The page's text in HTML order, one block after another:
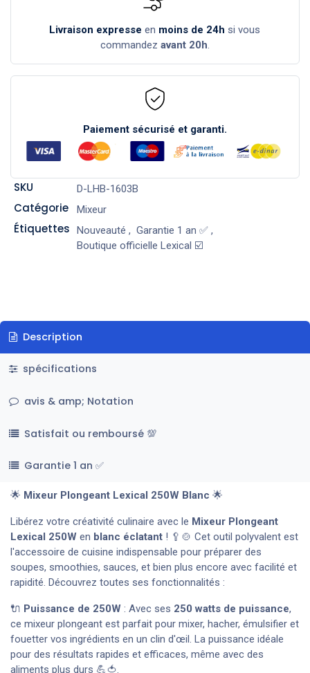
Livraison expresse en moins de 24h si vous
commandez avant 20h.
Paiement sécurisé et garanti.
SKU D-LHB-1603B
Catégorie Mixeur
Étiquettes Nouveauté , Garantie 1 an ✅,
Boutique officielle Lexical ☑️
Description
spécifications
avis & amp; Notation
Satisfait ou remboursé 💯
Garantie 1 an ✅
🌟 Mixeur Plongeant Lexical 250W Blanc 🌟
Libérez votre créativité culinaire avec le Mixeur Plongeant
Lexical 250W en blanc éclatant ! 🥄🍲 Cet outil polyvalent est
l'accessoire de cuisine indispensable pour préparer des
soupes, smoothies, sauces, et bien plus encore avec facilité et
rapidité. Découvrez toutes ses fonctionnalités :
🔌 Puissance de 250W : Avec ses 250 watts de puissance,
ce mixeur plongeant est parfait pour mixer, hacher, émulsifier et
fouetter vos ingrédients en un clin d'œil. La puissance idéale
pour des résultats rapides et efficaces, même avec des
aliments plus durs 💪🍅.